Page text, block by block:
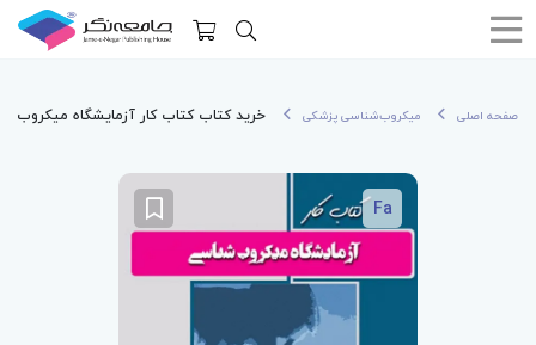
صفحه اصلی میکروب‌شناسی پزشکی خرید کتاب کتاب کار آزمایشگاه میکروب
Fa